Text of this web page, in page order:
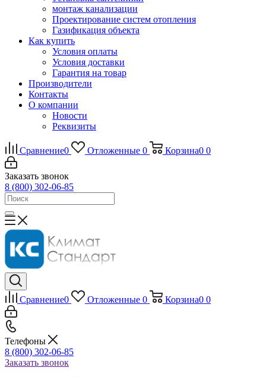
монтаж канализации
Проектирование систем отопления
Газификация объекта
Как купить
Условия оплаты
Условия доставки
Гарантия на товар
Производители
Контакты
О компании
Новости
Реквизиты
Сравнение0 Отложенные 0 Корзина0 0
Заказать звонок
8 (800) 302-06-85
Сравнение0 Отложенные 0 Корзина0 0
Телефоны
8 (800) 302-06-85
Заказать звонок